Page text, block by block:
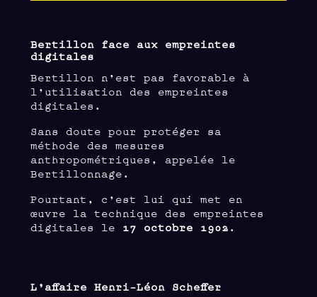
Bertillon face aux empreintes
digitales
Bertillon n’est pas favorable à
l’utilisation des empreintes
digitales.
Sans doute pour protéger sa
méthode des mesures
anthropométriques, appelée le
Bertillonnage.
Pourtant, c’est lui qui met en
œuvre la technique des empreintes
digitales le 17 octobre 1902 .
L’affaire Henri-Léon Scheffer